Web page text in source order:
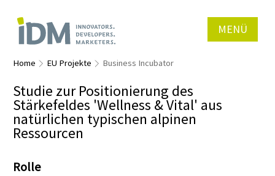
MENÜ
Home EU Projekte Business Incubator
Studie zur Positionierung des
Stärkefeldes 'Wellness & Vital' aus
natürlichen typischen alpinen
Ressourcen
Rolle